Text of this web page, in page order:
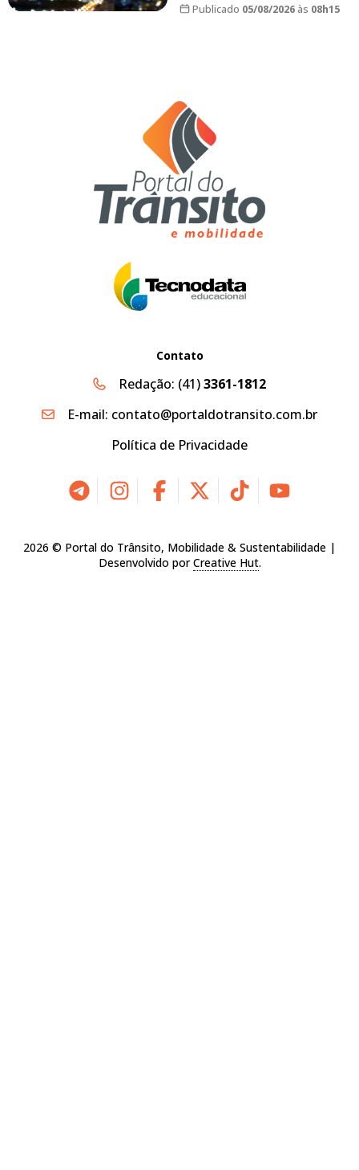
Publicado 05/08/2026às 08h15
Contato
Redação: (41)3361-1812
E-mail: contato@portaldotransito.com.br
Política de Privacidade
2026 © Portal do Trânsito, Mobilidade & Sustentabilidade |
Desenvolvido porCreative Hut.